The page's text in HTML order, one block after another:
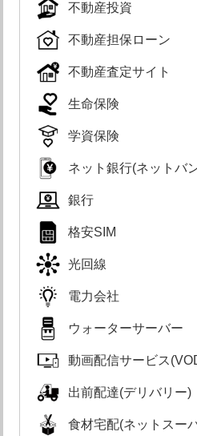
不動産投資
不動産担保ローン
不動産査定サイト
生命保険
学資保険
ネット銀行(ネットバ
銀行
格安SIM
光回線
電力会社
ウォーターサーバー
動画配信サービス
出前配達(デリバリー)
食材宅配(ネットスー